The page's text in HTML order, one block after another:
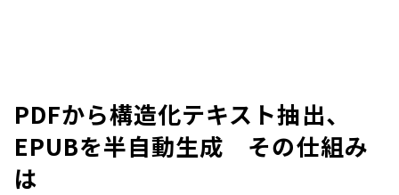
PDFから構造化テキスト抽出、
EPUBを半自動生成 その仕組み
は